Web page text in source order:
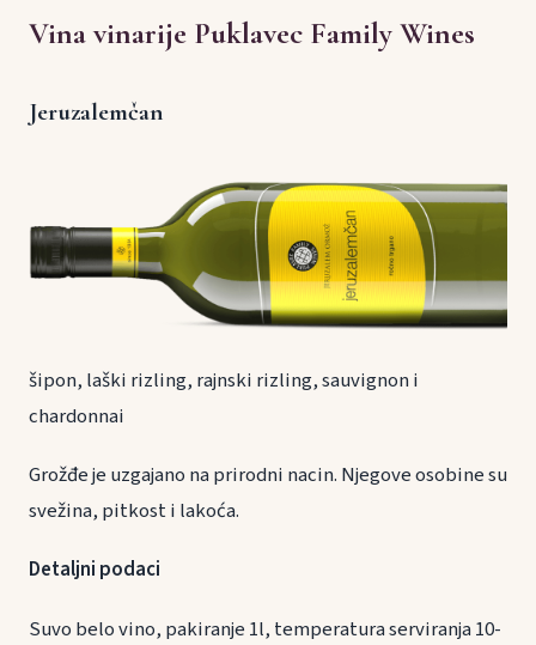
Vina vinarije Puklavec Family Wines
Jeruzalemčan
šipon, laški rizling, rajnski rizling, sauvignon i
chardonnai
Grožđe je uzgajano na prirodni nacin. Njegove osobine su
svežina, pitkost i lakoća.
Detaljni podaci
Suvo belo vino, pakiranje 1l, temperatura serviranja 10-